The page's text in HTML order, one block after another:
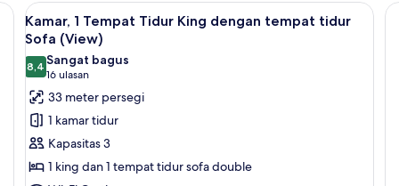
Tempat
Tidur
Queen
(Pool
View)
Lihat
semua
foto
untuk
Kamar,
Tempat
Tidur
King
1
Kamar, 1 Tempat Tidur King dengan tempat tidur
Sofa (View)
8,48,4 dari 10
Sangat bagus
16 ulasan
(16
ulasan)
33 meter persegi
1 kamar tidur
Kapasitas 3
1 king dan 1 tempat tidur sofa double